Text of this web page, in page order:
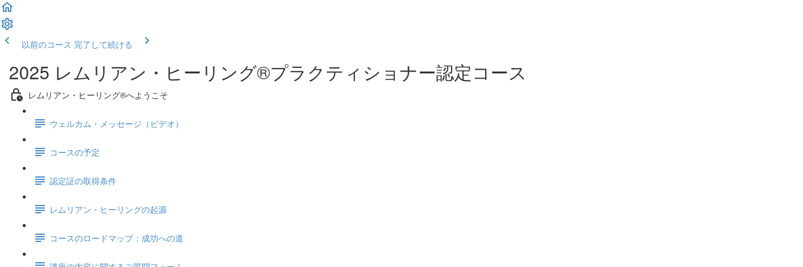
以前のコース 完了して続ける
2025 レムリアン・ヒーリング®プラクティショナー認定コース
レムリアン・ヒーリング®へようこそ
ウェルカム・メッセージ（ビデオ）
コースの予定
認定証の取得条件
レムリアン・ヒーリングの起源
コースのロードマップ：成功への道